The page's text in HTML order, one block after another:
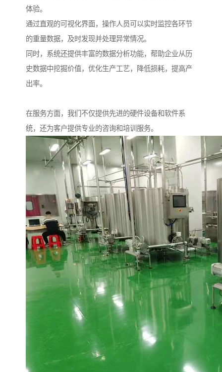
体验。
通过直观的可视化界面，操作人员可以实时监控各环节
的重量数据，及时发现并处理异常情况。
同时，系统还提供丰富的数据分析功能，帮助企业从历
史数据中挖掘价值，优化生产工艺，降低损耗，提高产
出率。
在服务方面，我们不仅提供先进的硬件设备和软件系
统，还为客户提供专业的咨询和培训服务。